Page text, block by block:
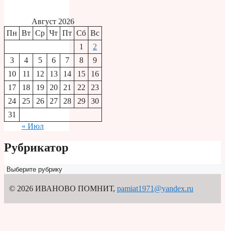
Август 2026
Пн Вт Ср Чт Пт Сб Вс
1
2
3
4 5 6 7 8
9
10
11 12 13 14 15
16
17
18 19 20 21 22
23
24
25 26 27 28 29
30
31
« Июл
Рубрикатор
Рубрикатор
© 2026 ИВАНОВО ПОМНИТ, pamiat1971@yandex.ru